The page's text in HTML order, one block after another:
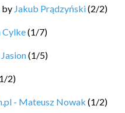
by Jakub Prądzyński(2/2)
Cylke(1/7)
(1/5)
1/2)
- Mateusz Nowak (1/2)